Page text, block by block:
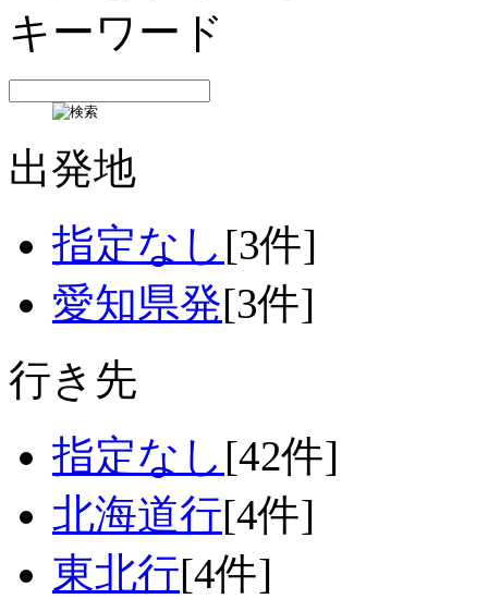
キーワード
出発地
指定なし [3件]
愛知県発[3件]
行き先
指定なし [42件]
北海道行[4件]
東北行[4件]